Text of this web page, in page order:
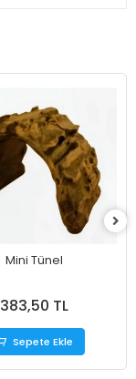
Mini Tünel
383,50 TL
Sepete Ekle